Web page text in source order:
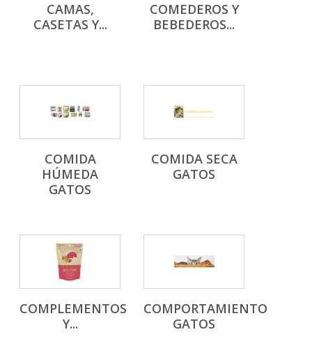
CAMAS,
CASETAS Y...
COMEDEROS Y
BEBEDEROS...
COMIDA
HÚMEDA
GATOS
COMIDA SECA
GATOS
COMPLEMENTOS
Y...
COMPORTAMIENTO
GATOS